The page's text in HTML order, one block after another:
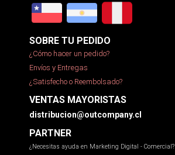
SOBRE TU PEDIDO
¿Cómo hacer un pedido?
Envíos y Entregas
¿Satisfecho o Reembolsado?
VENTAS MAYORISTAS
distribucion@outcompany.cl
PARTNER
¿Necesitas ayuda en Marketing Digital - Comercial?